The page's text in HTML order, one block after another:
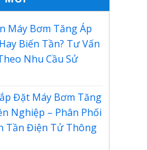
Máy Bơm Tăng Áp
Biến Tần? Tư Vấn
Nhu Cầu Sử
Đặt Máy Bơm Tăng
Nghiệp – Phân Phối
Tần Điện Tử Thông